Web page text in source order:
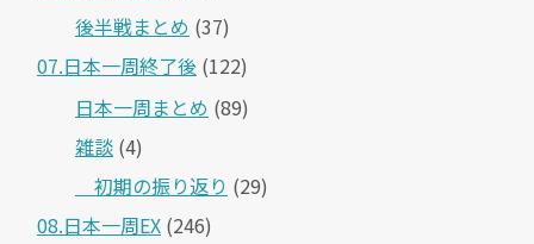
後半戦まとめ (37)
07.日本一周終了後 (122)
日本一周まとめ (89)
雑談 (4)
＿初期の振り返り (29)
08.日本一周EX (246)